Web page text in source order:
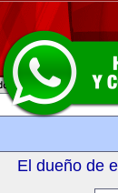
El dueño de